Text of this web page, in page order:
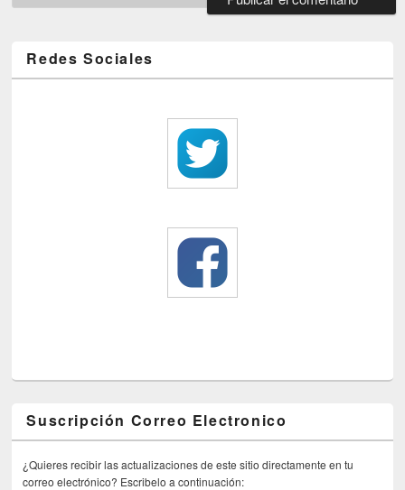
Redes Sociales
Suscripción Correo Electronico
¿Quieres recibir las actualizaciones de este sitio directamente en tu
correo electrónico? Escribelo a continuación: